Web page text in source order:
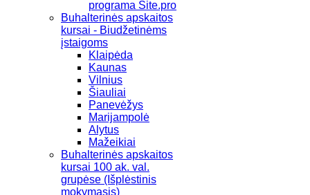
programa Site.pro
Buhalterinės apskaitos
kursai - Biudžetinėms
įstaigoms
Klaipėda
Kaunas
Vilnius
Šiauliai
Panevėžys
Marijampolė
Alytus
Mažeikiai
Buhalterinės apskaitos
kursai 100 ak. val.
grupėse (Išplėstinis
mokymasis)